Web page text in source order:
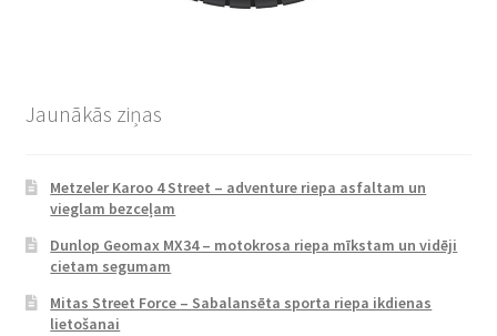
Jaunākās ziņas
Metzeler Karoo 4 Street – adventure riepa asfaltam un
vieglam bezceļam
Dunlop Geomax MX34 – motokrosa riepa mīkstam un vidēji
cietam segumam
Mitas Street Force – Sabalansēta sporta riepa ikdienas
lietošanai